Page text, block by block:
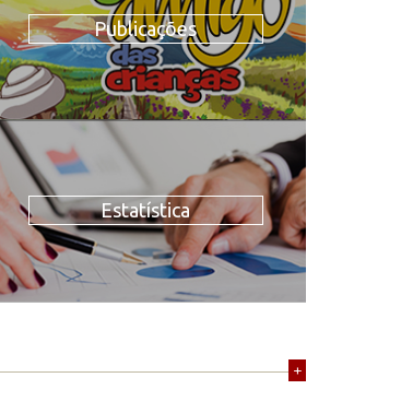
Publicações
Estatística
+